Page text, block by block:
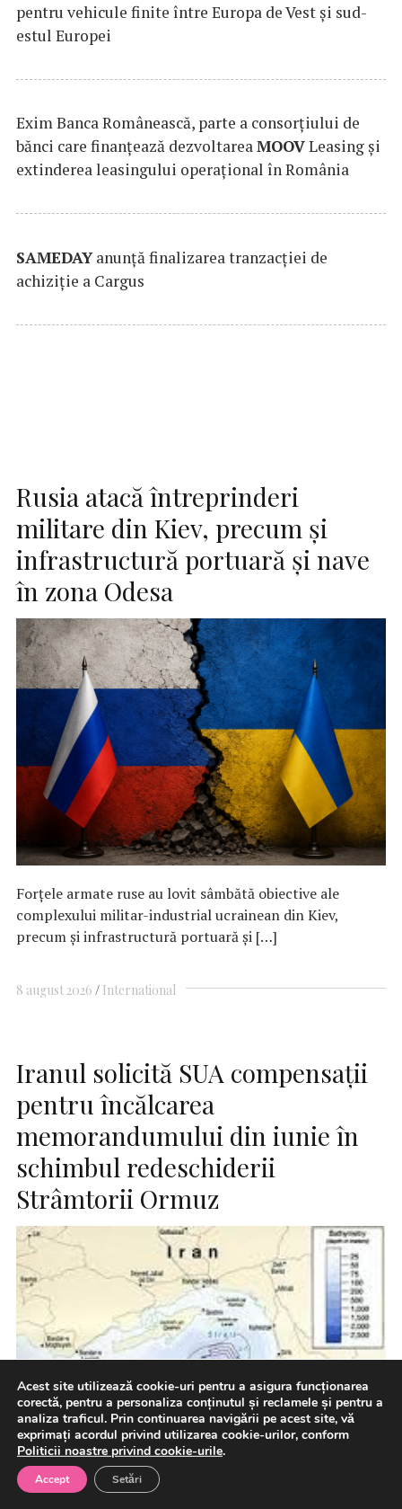
pentru vehicule finite între Europa de Vest și sud-
estul Europei
Exim Banca Românească, parte a consorțiului de
bănci care finanțează dezvoltareaMOOVLeasing și
extinderea leasingului operațional în România
SAMEDAYanunță finalizarea tranzacției de
achiziție a Cargus
Rusia atacă întreprinderi
militare din Kiev, precum şi
infrastructură portuară şi nave
în zona Odesa
Forţele armate ruse au lovit sâmbătă obiective ale
complexului militar-industrial ucrainean din Kiev,
precum şi infrastructură portuară şi […]
8 august 2026 International
Iranul solicită SUA compensaţii
pentru încălcarea
memorandumului din iunie în
schimbul redeschiderii
Strâmtorii Ormuz
Acest site utilizează cookie-uri pentru a asigura funcționarea
corectă, pentru a personaliza conținutul și reclamele și pentru a
analiza traficul. Prin continuarea navigării pe acest site, vă
exprimați acordul privind utilizarea cookie-urilor, conform
Politicii noastre privind cookie-urile.
Accept Setări